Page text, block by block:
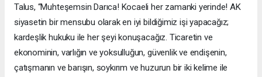
Talus, “Muhteşemsin Darıca! Kocaeli her zamanki yerinde! AK
siyasetin bir mensubu olarak en iyi bildiğimiz işi yapacağız;
kardeşlik hukuku ile her şeyi konuşacağız. Ticaretin ve
ekonominin, varlığın ve yoksulluğun, güvenlik ve endişenin,
çatışmanın ve barışın, soykırım ve huzurun bir iki kelime ile